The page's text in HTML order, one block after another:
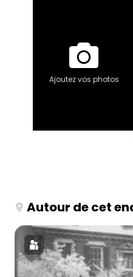
Ajoutez vos photos
Autour de cet